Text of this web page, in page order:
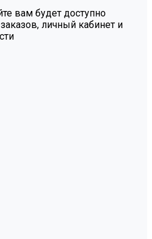
вам будет доступно
личный кабинет и